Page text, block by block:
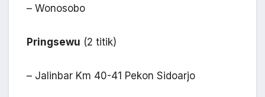
– Wonosobo
Pringsewu (2 titik)
– Jalinbar Km 40-41 Pekon Sidoarjo